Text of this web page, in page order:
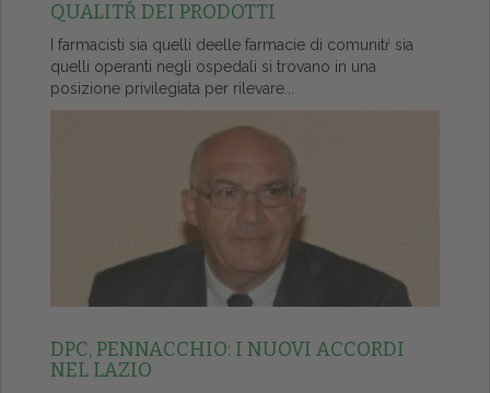
QUALITŔ DEI PRODOTTI
I farmacisti sia quelli deelle farmacie di comunitŕ sia
quelli operanti negli ospedali si trovano in una
posizione privilegiata per rilevare...
DPC, PENNACCHIO: I NUOVI ACCORDI
NEL LAZIO